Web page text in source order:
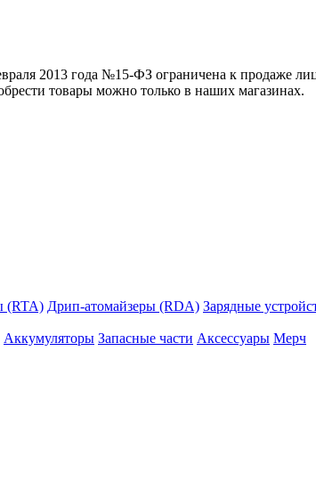
2013 года №15-ФЗ ограничена к продаже
товары можно только в наших магазинах.
(RTA) Дрип-атомайзеры (RDA) Зарядные
Аккумуляторы Запасные части Аксессуары Мерч